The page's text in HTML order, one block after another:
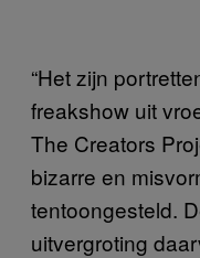
“Het zijn
freakshow uit
The Creators
bizarre en
tentoongesteld.
uitvergroting